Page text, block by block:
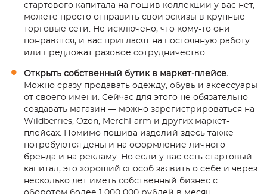
стартового капитала на пошив коллекции у вас нет,
можете просто отправить свои эскизы в крупные
торговые сети. Не исключено, что кому-то они
понравятся, и вас пригласят на постоянную работу
или предложат разовое сотрудничество.
Открыть собственный бутик в маркет-плейсе.
Можно сразу продавать одежду, обувь и аксессуары
от своего имени. Сейчас для этого не обязательно
создавать магазин — можно зарегистрироваться на
Wildberries, Ozon, MerchFarm и других маркет-
плейсах. Помимо пошива изделий здесь также
потребуются деньги на оформление личного
бренда и на рекламу. Но если у вас есть стартовый
капитал, это хороший способ заявить о себе и через
несколько лет иметь собственный бизнес с